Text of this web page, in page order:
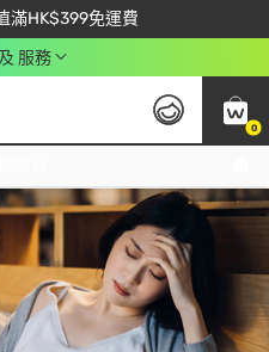
滿HK$399免運費
會員盡享獨家優惠
輸入 NEWAPP 即減$50
服務
0
found